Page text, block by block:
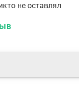
не оставлял